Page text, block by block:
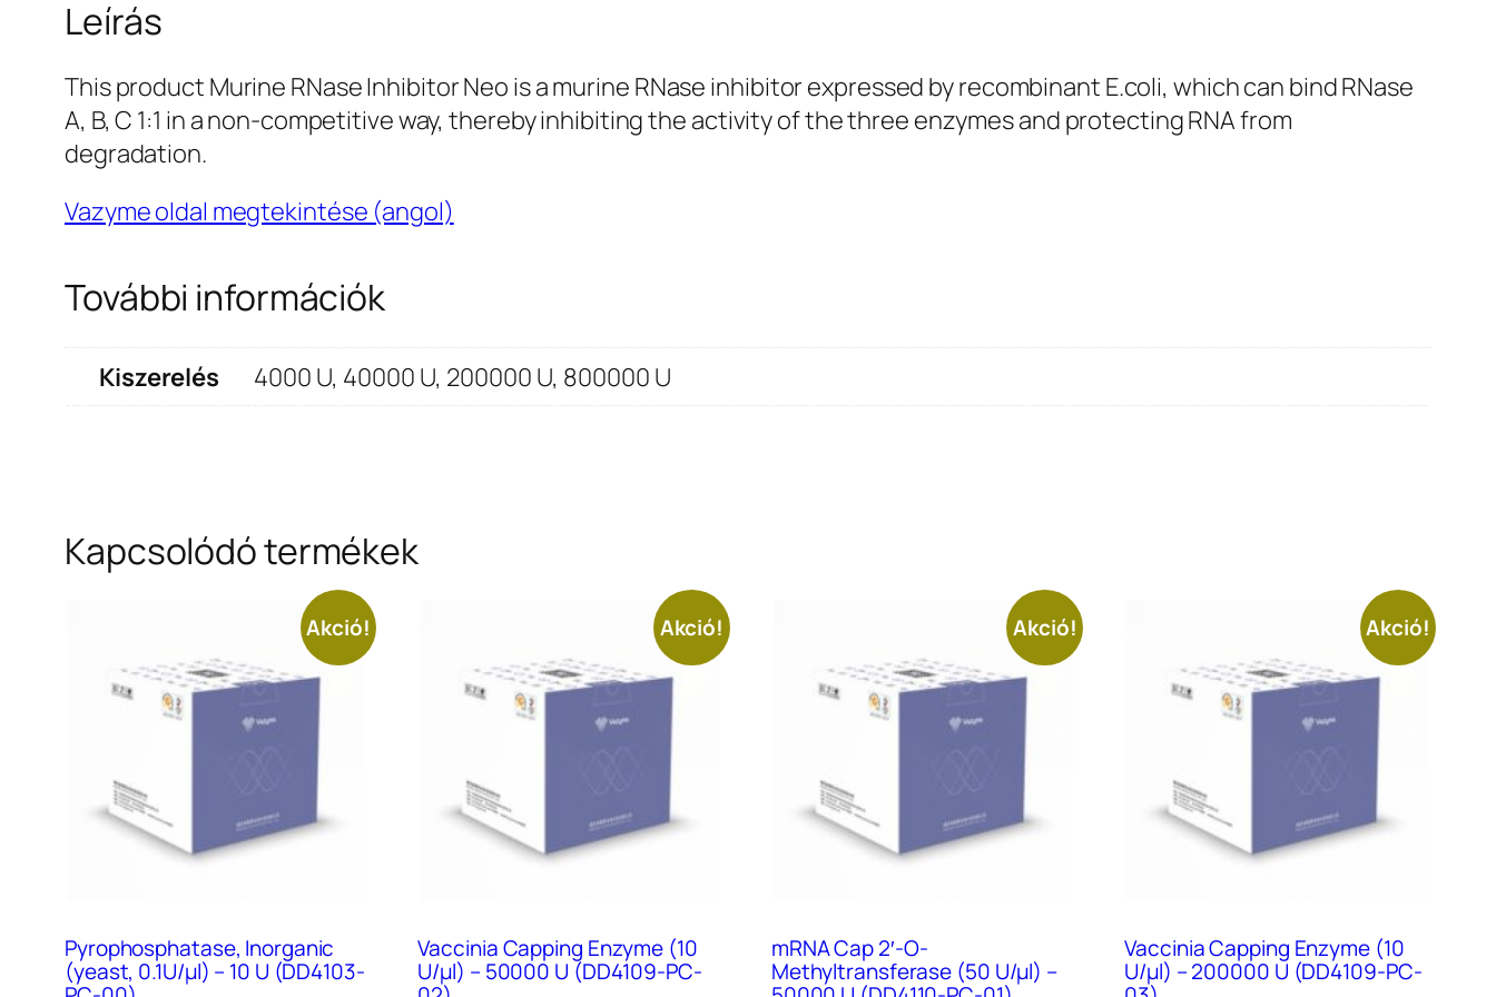
Leírás
This product Murine RNase Inhibitor Neo is a murine RNase inhibitor expressed by recombinant E.coli, which can bind RNase
A, B, C 1:1 in a non-competitive way, thereby inhibiting the activity of the three enzymes and protecting RNA from
degradation.
Vazyme oldal megtekintése (angol)
További információk
Kiszerelés 4000 U, 40000 U, 200000 U, 800000 U
Kapcsolódó termékek
Akció!
Pyrophosphatase, Inorganic
(yeast, 0.1U/μl) – 10 U (DD4103-
Akció!
Vaccinia Capping Enzyme (10
U/μl) – 50000 U (DD4109-PC-
Akció!
mRNA Cap 2′-O-
Methyltransferase (50 U/μl) –
Akció!
Vaccinia Capping Enzyme (10
U/μl) – 200000 U (DD4109-PC-